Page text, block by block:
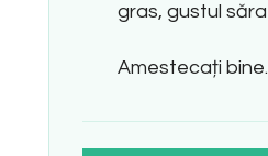
gras, gustul
Amestecați